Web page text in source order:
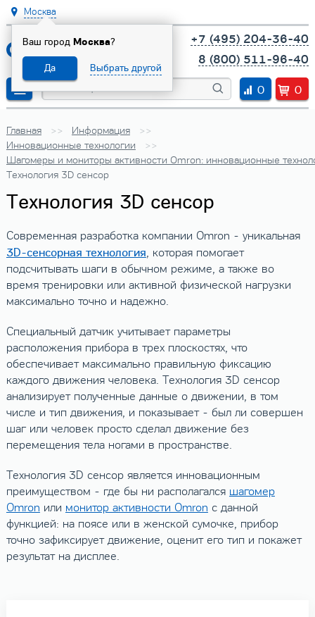
Москва
Ваш город Москва?
Да Выбрать другой
+7 (495) 204-36-40
8 (800) 511-96-40
0
0
Главная
Информация
Инновационные технологии
Шагомеры и мониторы активности Omron: инновационные
Технология 3D сенсор
Технология 3D сенсор
Современная разработка компании Omron - уникальная
3D-сенсорная технология, которая помогает
подсчитывать шаги в обычном режиме, а также во
время тренировки или активной физической нагрузки
максимально точно и надежно.
Специальный датчик учитывает параметры
расположения прибора в трех плоскостях, что
обеспечивает максимально правильную фиксацию
каждого движения человека. Технология 3D сенсор
анализирует полученные данные о движении, в том
числе и тип движения, и показывает - был ли совершен
шаг или человек просто сделал движение без
перемещения тела ногами в пространстве.
Технология 3D сенсор является инновационным
преимуществом - где бы ни располагался шагомер
Omron или монитор активности Omron с данной
функцией: на поясе или в женской сумочке, прибор
точно зафиксирует движение, оценит его тип и покажет
результат на дисплее.